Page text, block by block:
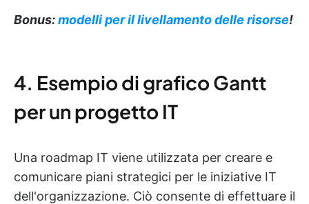
Bonus:modelli per il livellamento delle risorse!
4. Esempio di grafico Gantt
per un progetto IT
Una roadmap IT viene utilizzata per creare e
comunicare piani strategici per le iniziative IT
dell'organizzazione. Ciò consente di effettuare il